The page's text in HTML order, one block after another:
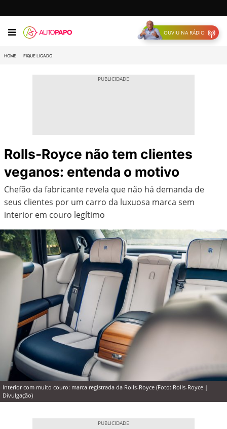
OUVIU NA RÁDIO
HOME FIQUE LIGADO
Rolls-Royce não tem clientes
veganos: entenda o motivo
Chefão da fabricante revela que não há demanda de
seus clientes por um carro da luxuosa marca sem
interior em couro legítimo
Interior com muito couro: marca registrada da Rolls-Royce (Foto: Rolls-Royce |
Divulgação)